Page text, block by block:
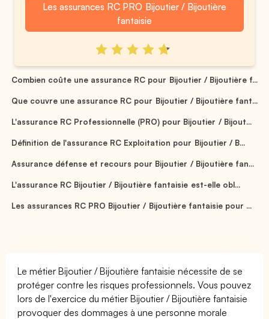
Les assurances RC PRO Bijoutier / Bijoutière
fantaisie
Combien coûte une assurance RC pour Bijoutier / Bijoutière f...
Que couvre une assurance RC pour Bijoutier / Bijoutière fant...
L'assurance RC Professionnelle (PRO) pour Bijoutier / Bijout...
Définition de l'assurance RC Exploitation pour Bijoutier / B...
Assurance défense et recours pour Bijoutier / Bijoutière fan...
L'assurance RC Bijoutier / Bijoutière fantaisie est-elle obl...
Les assurances RC PRO Bijoutier / Bijoutière fantaisie pour ...
Le métier Bijoutier / Bijoutière fantaisie nécessite de se
protéger contre les risques professionnels. Vous pouvez
lors de l'exercice du métier Bijoutier / Bijoutière fantaisie
provoquer des dommages à une personne morale